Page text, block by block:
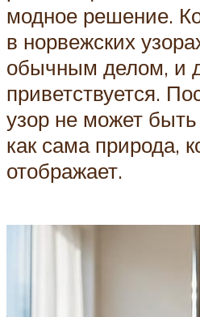
модное решение.
в норвежских
обычным делом, и
приветствуется.
узор не может
как сама природа,
отображает.